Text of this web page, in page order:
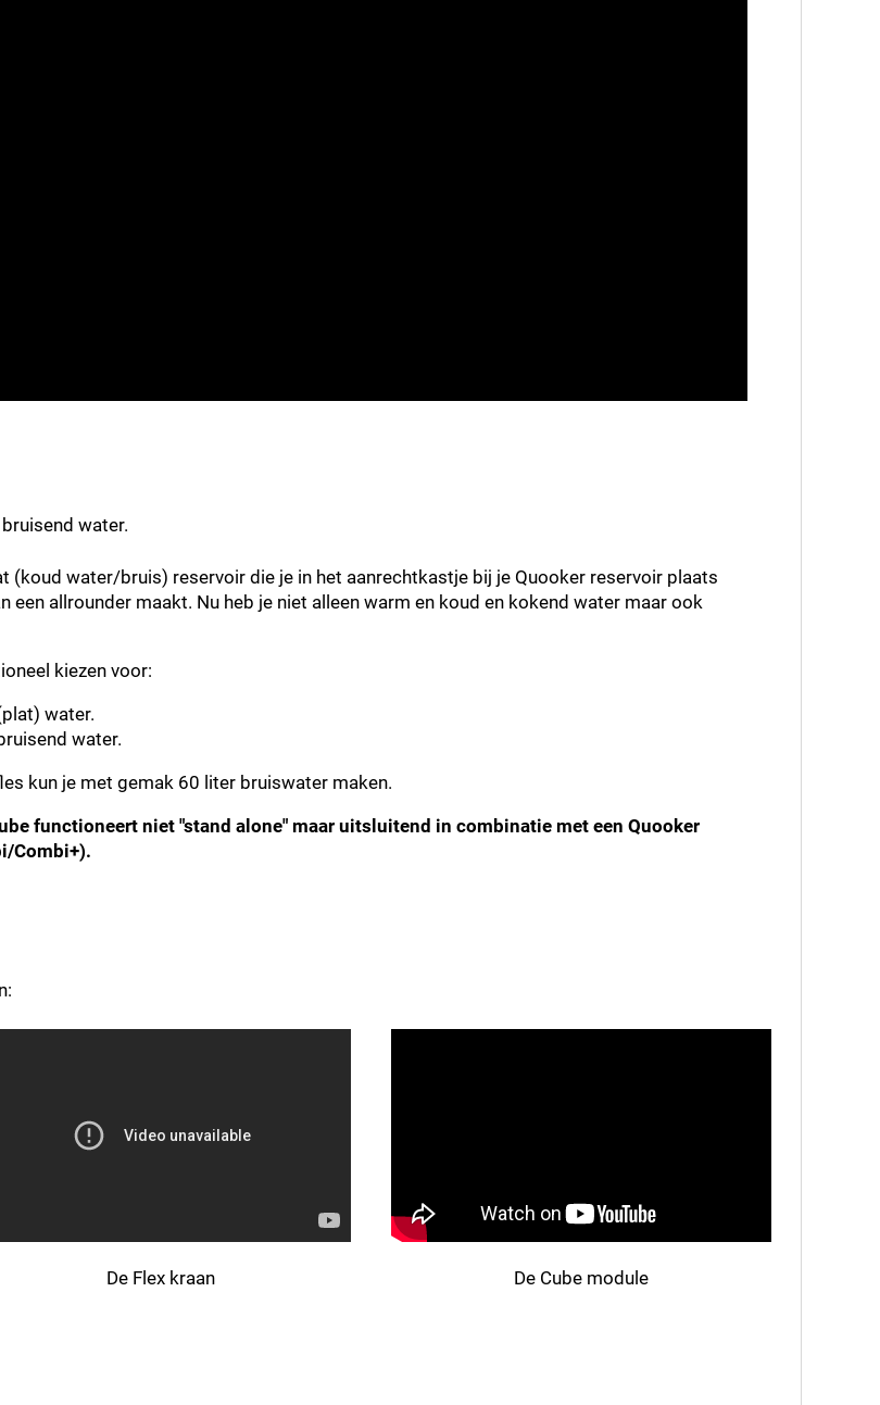
4 5 6
water.
(koud water/bruis) reservoir die je in het aanrechtkastje bij je Quooker reservoir plaats
een allrounder maakt. Nu heb je niet alleen warm en koud en kokend water maar ook
kiezen voor:
water.
water.
kun je met gemak 60 liter bruiswater maken.
functioneert niet "stand alone" maar uitsluitend in combinatie met een Quooker
Combi+).
De Flex kraan De Cube module